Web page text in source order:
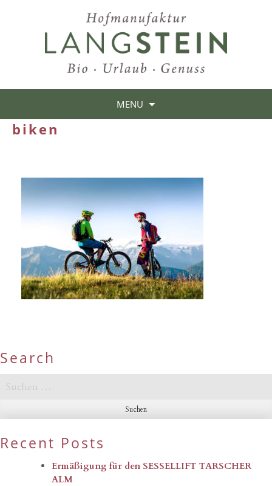
MENU
biken
Search
Suchen
nach:
Recent Posts
Ermäßigung für den SESSELLIFT TARSCHER
ALM